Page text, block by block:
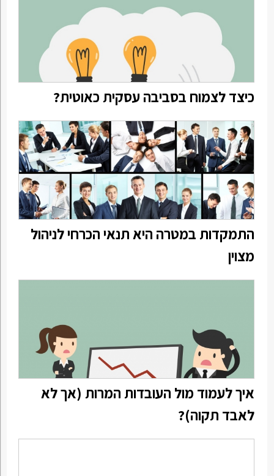
כיצד לצמוח בסביבה עסקית כאוטית?
התמקדות במטרה היא תנאי הכרחי לניהול
מצוין
איך לעמוד מול העובדות המרות (אך לא
לאבד תקוה)?